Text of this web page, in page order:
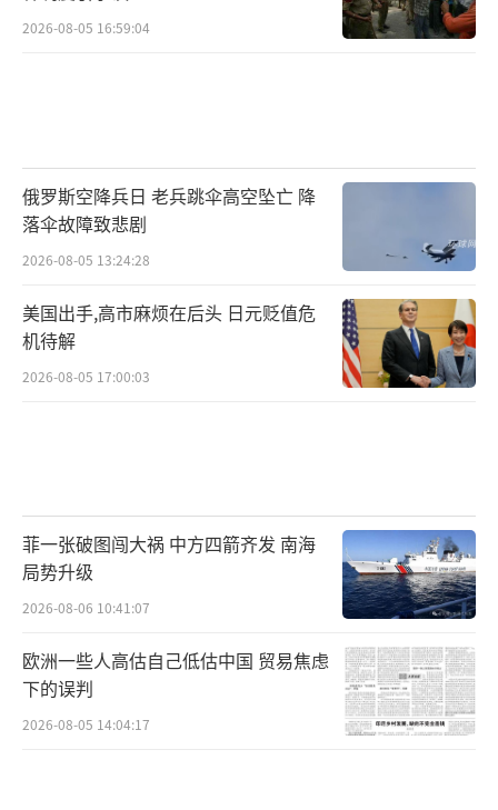
2026-08-05 16:59:04
俄罗斯空降兵日 老兵跳伞高空坠亡 降
落伞故障致悲剧
2026-08-05 13:24:28
美国出手,高市麻烦在后头 日元贬值危
机待解
2026-08-05 17:00:03
菲一张破图闯大祸 中方四箭齐发 南海
局势升级
2026-08-06 10:41:07
欧洲一些人高估自己低估中国 贸易焦虑
下的误判
2026-08-05 14:04:17